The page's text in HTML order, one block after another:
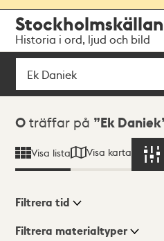
navigationen
huvudinnehållet
Stockholmskällan
Historia i ord, ljud och bild
Sök
Sökresultat
0 träffar på Ek Daniek
Visa lista Visa karta
Visningsläge
Filtrera tid
Filtrera materialtyper